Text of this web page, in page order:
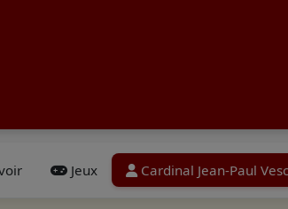
Jeux Cardinal Jean-Paul